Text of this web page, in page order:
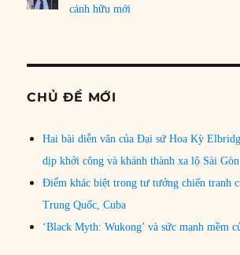
cánh hữu mới
CHỦ ĐỀ MỚI
Hai bài diễn văn của Đại sứ Hoa Kỳ
dịp khởi công và khánh thành xa lộ Sài
Điểm khác biệt trong tư tưởng chiến tranh
Trung Quốc, Cuba
‘Black Myth: Wukong’ và sức mạnh mềm